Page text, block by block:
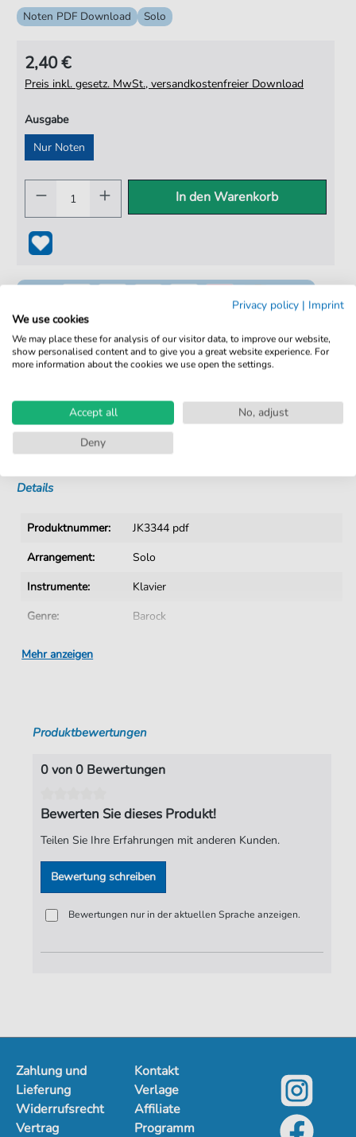
Noten PDF Download Solo
2,40 €
Preis inkl. gesetz. MwSt., versandkostenfreier Download
Ausgabe
Nur Noten
In den Warenkorb
100% Legal & Lizenziert
Kein Abo. Fairer Einzelkauf.
Sofortiger Download nach Kauf
Details
Produktnummer:
JK3344 pdf
Arrangement:
Solo
Instrumente:
Klavier
Genre:
Barock
Ära:
Autoren:
Bach
Seiten:
1
Verlag:
Jürgen Knuth
Mehr anzeigen
Produktbewertungen
0 von 0 Bewertungen
Bewerten Sie dieses Produkt!
Teilen Sie Ihre Erfahrungen mit anderen Kunden.
Bewertung schreiben
Bewertungen nur in der aktuellen Sprache anzeigen.
Zahlung und
Lieferung
Widerrufsrecht
Vertrag
Kontakt
Verlage
Affiliate
Programm
Privacy policy | Imprint
We use cookies
We may place these for analysis of our visitor data, to improve our website,
show personalised content and to give you a great website experience. For
more information about the cookies we use open the settings.
Accept all
No, adjust
Deny